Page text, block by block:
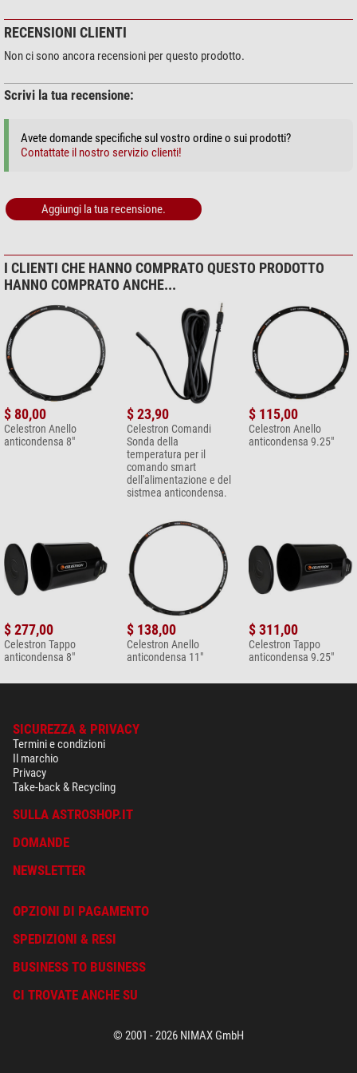
Cavo AUX per il collegamento alle montature Celestron
Cavo di estensione del termistore per il collegamento all'anello
riscaldante Celestron
2x: Il comando dispone di due connessioni per controllare
contemporaneamente due elementi termici. È possibile utilizzare una porta
per riscaldare il telescopio mentre l'altra porta riscalda un secondo
telescopio, un cercatore, un tubo di guida, un oculare o un altro accessorio.
la montatura.
120 W (10 A di corrente massima a 12 V CC).
RECENSIONI CLIENTI
Non ci sono ancora recensioni per questo prodotto.
Scrivi la tua recensione:
Avete domande specifiche sul vostro ordine o sui prodotti?
Contattate il nostro servizio clienti!
Aggiungi la tua recensione.
I CLIENTI CHE HANNO COMPRATO QUESTO PRODOTTO
HANNO COMPRATO ANCHE...
$ 80,00
Celestron Anello
anticondensa 8"
$ 23,90
Celestron Comandi
Sonda della
temperatura per il
comando smart
dell'alimentazione e del
sistmea anticondensa.
$ 115,00
Celestron Anello
anticondensa 9.25"
$ 277,00
Celestron Tappo
anticondensa 8"
$ 138,00
Celestron Anello
anticondensa 11"
$ 311,00
Celestron Tappo
anticondensa 9.25"
SICUREZZA & PRIVACY
Termini e condizioni
Il marchio
Privacy
Take-back & Recycling
SULLA ASTROSHOP.IT
DOMANDE
NEWSLETTER
OPZIONI DI PAGAMENTO
SPEDIZIONI & RESI
BUSINESS TO BUSINESS
CI TROVATE ANCHE SU
© 2001 - 2026 NIMAX GmbH